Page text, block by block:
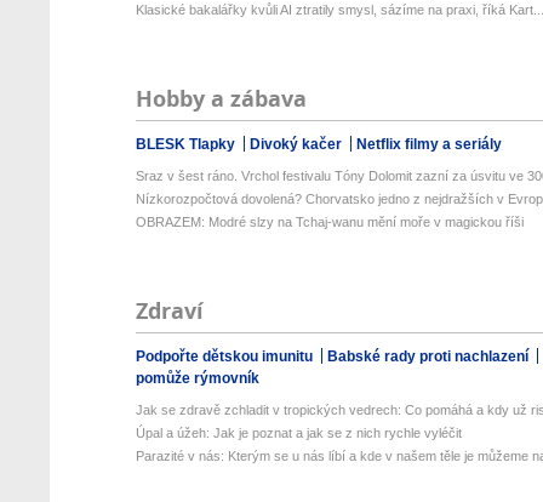
Klasické bakalářky kvůli AI ztratily smysl, sázíme na praxi, říká
Hobby a zábava
BLESK Tlapky Divoký kačer Netflix filmy a seriály
Sraz v šest ráno. Vrchol festivalu Tóny Dolomit zazní za úsvitu ve
Nízkorozpočtová dovolená? Chorvatsko jedno z nejdražších v
OBRAZEM: Modré slzy na Tchaj-wanu mění moře v magickou říši
Zdraví
Podpořte dětskou imunitu
Babské rady proti nachlazení
pomůže rýmovník
Jak se zdravě zchladit v tropických vedrech: Co pomáhá a kdy už
Úpal a úžeh: Jak je poznat a jak se z nich rychle vyléčit
Parazité v nás: Kterým se u nás líbí a kde v našem těle je můžeme